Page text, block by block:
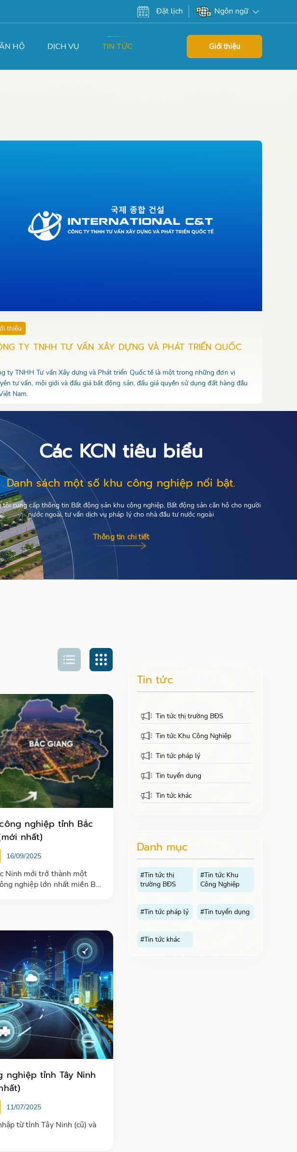
Đặt lịch Ngôn ngữ
HỘ DỊCH VỤ TIN TỨC Giới thiệu
thiệu
TY TNHH TƯ VẤN XÂY DỰNG VÀ PHÁT TRIỂN QUỐC
ty TNHH Tư vấn Xây dựng và Phát triển Quốc tế là một trong những đơn vị
tư vấn, môi giới và đấu giá bất động sản, đấu giá quyền sử dụng đất hàng đầu
Nam.
Các KCN tiêu biểu
Danh sách một số khu công nghiệp nổi bật.
tôi cung cấp thông tin Bất động sản khu công nghiệp, Bất động sản căn hộ cho người
nước ngoài, tư vấn dịch vụ pháp lý cho nhà đầu tư nước ngoài
Thông tin chi tiết
nghiệp tỉnh Bắc
nhất)
16/09/2025
Ninh mới trở thành một
nghiệp lớn nhất miền Bắc
nghiệp tỉnh Tây Ninh
11/07/2025
từ tỉnh Tây Ninh (cũ) và
Tin tức
Tin tức thị trường BĐS
Tin tức Khu Công Nghiệp
Tin tức pháp lý
Tin tuyển dụng
Tin tức khác
Danh mục
#Tin tức thị
trường BĐS
#Tin tức Khu
Công Nghiệp
#Tin tức pháp lý #Tin tuyển dụng
#Tin tức khác